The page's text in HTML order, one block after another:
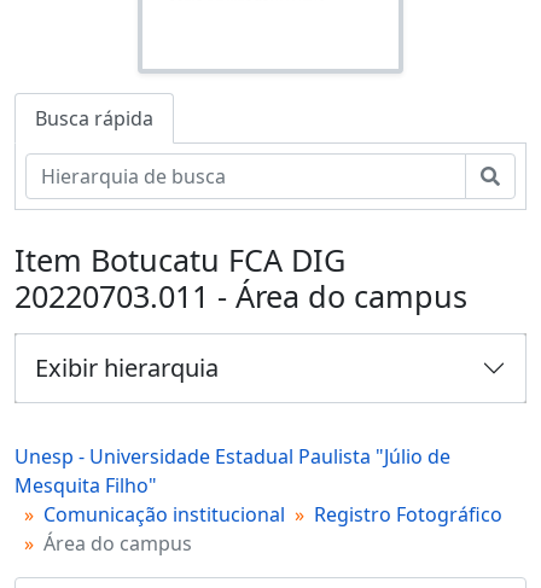
Busca rápida
Item Botucatu FCA DIG
20220703.011 - Área do campus
Exibir hierarquia
Unesp - Universidade Estadual Paulista "Júlio de
Mesquita Filho"
Comunicação institucional
Registro Fotográfico
Área do campus